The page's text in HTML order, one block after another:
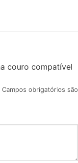
couro compatível
Campos obrigatórios são